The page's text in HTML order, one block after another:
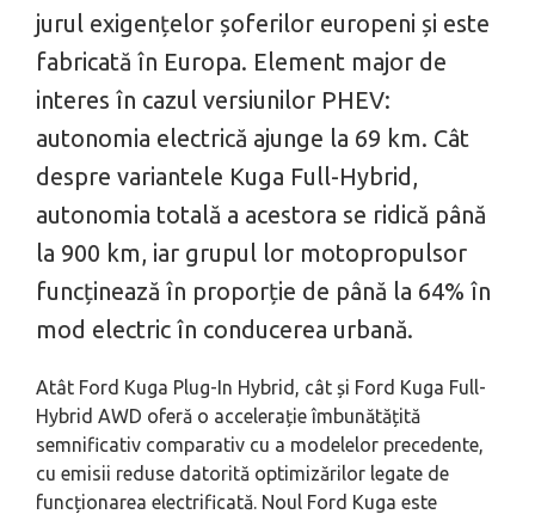
jurul exigențelor șoferilor europeni și este
fabricată în Europa. Element major de
interes în cazul versiunilor PHEV:
autonomia electrică ajunge la 69 km. Cât
despre variantele Kuga Full-Hybrid,
autonomia totală a acestora se ridică până
la 900 km, iar grupul lor motopropulsor
funcținează în proporție de până la 64% în
mod electric în conducerea urbană.
Atât Ford Kuga Plug-In Hybrid, cât și Ford Kuga Full-
Hybrid AWD oferă o accelerație îmbunătățită
semnificativ comparativ cu a modelelor precedente,
cu emisii reduse datorită optimizărilor legate de
funcționarea electrificată. Noul Ford Kuga este